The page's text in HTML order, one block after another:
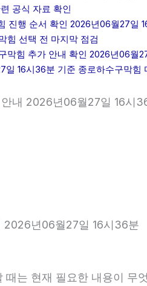
공식 자료 확인
진행 순서 확인 2026년06월27일
힘 선택 전 마지막 점검
막힘 추가 안내 확인 2026년06월
일 16시36분 기준 종로하수구막힘
내 2026년06월27일 16시
2026년06월27일 16시36분
때는 현재 필요한 내용이 무